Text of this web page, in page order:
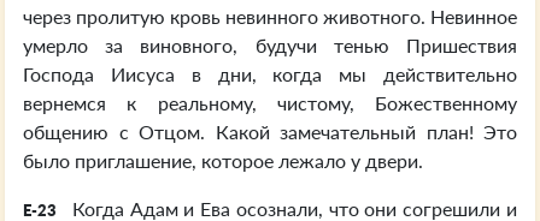
через пролитую кровь невинного животного. Невинное
умерло за виновного, будучи тенью Пришествия
Господа Иисуса в дни, когда мы действительно
вернемся к реальному, чистому, Божественному
общению с Отцом. Какой замечательный план! Это
было приглашение, которое лежало у двери.
E-23
Когда Адам и Ева осознали, что они согрешили и